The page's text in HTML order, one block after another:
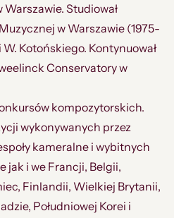
Warszawie. Studiował
w Warszawie (1975-
Kotońskiego. Kontynuował
Conservatory w
kompozytorskich.
wykonywanych przez
kameralne i wybitnych
jak i we Francji, Belgii,
Finlandii, Wielkiej Brytanii,
Południowej Korei i